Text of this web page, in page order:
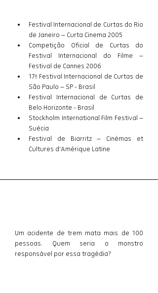
Festival Internacional de Curtas do Rio
de Janeiro – Curta Cinema 2005
Competição Oficial de Curtas do
Festival Internacional do Filme –
Festival de Cannes 2006
17º Festival Internacional de Curtas de
São Paulo – SP - Brasil
Festival Internacional de Curtas de
Belo Horizonte - Brasil
Stockholm International Film Festival –
Suécia
Festival de Biarritz – Cinémas et
Cultures d’Amérique Latine
Um acidente de trem mata mais de 100
pessoas. Quem seria o monstro
responsável por essa tragédia?